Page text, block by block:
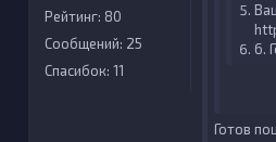
Рейтинг: 80
Сообщений: 25
Спасибок: 11
6.
Готов